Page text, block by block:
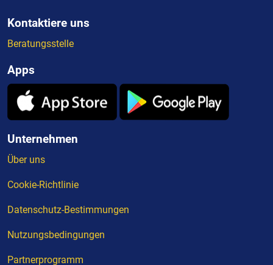
Kontaktiere uns
Beratungsstelle
Apps
Unternehmen
Über uns
Cookie-Richtlinie
Datenschutz-Bestimmungen
Nutzungsbedingungen
Partnerprogramm